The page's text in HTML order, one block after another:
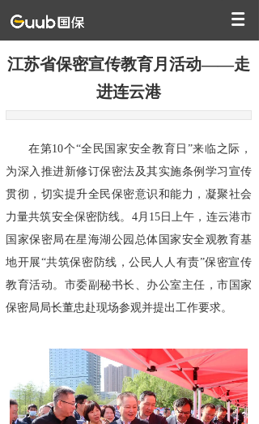
江苏省保密宣传教育月活动——走
进连云港
在第10个“全民国家安全教育日”来临之际，
为深入推进新修订保密法及其实施条例学习宣传
贯彻，切实提升全民保密意识和能力，凝聚社会
力量共筑安全保密防线。4月15日上午，连云港市
国家保密局在星海湖公园总体国家安全观教育基
地开展“共筑保密防线，公民人人有责”保密宣传
教育活动。市委副秘书长、办公室主任，市国家
保密局局长董忠赴现场参观并提出工作要求。